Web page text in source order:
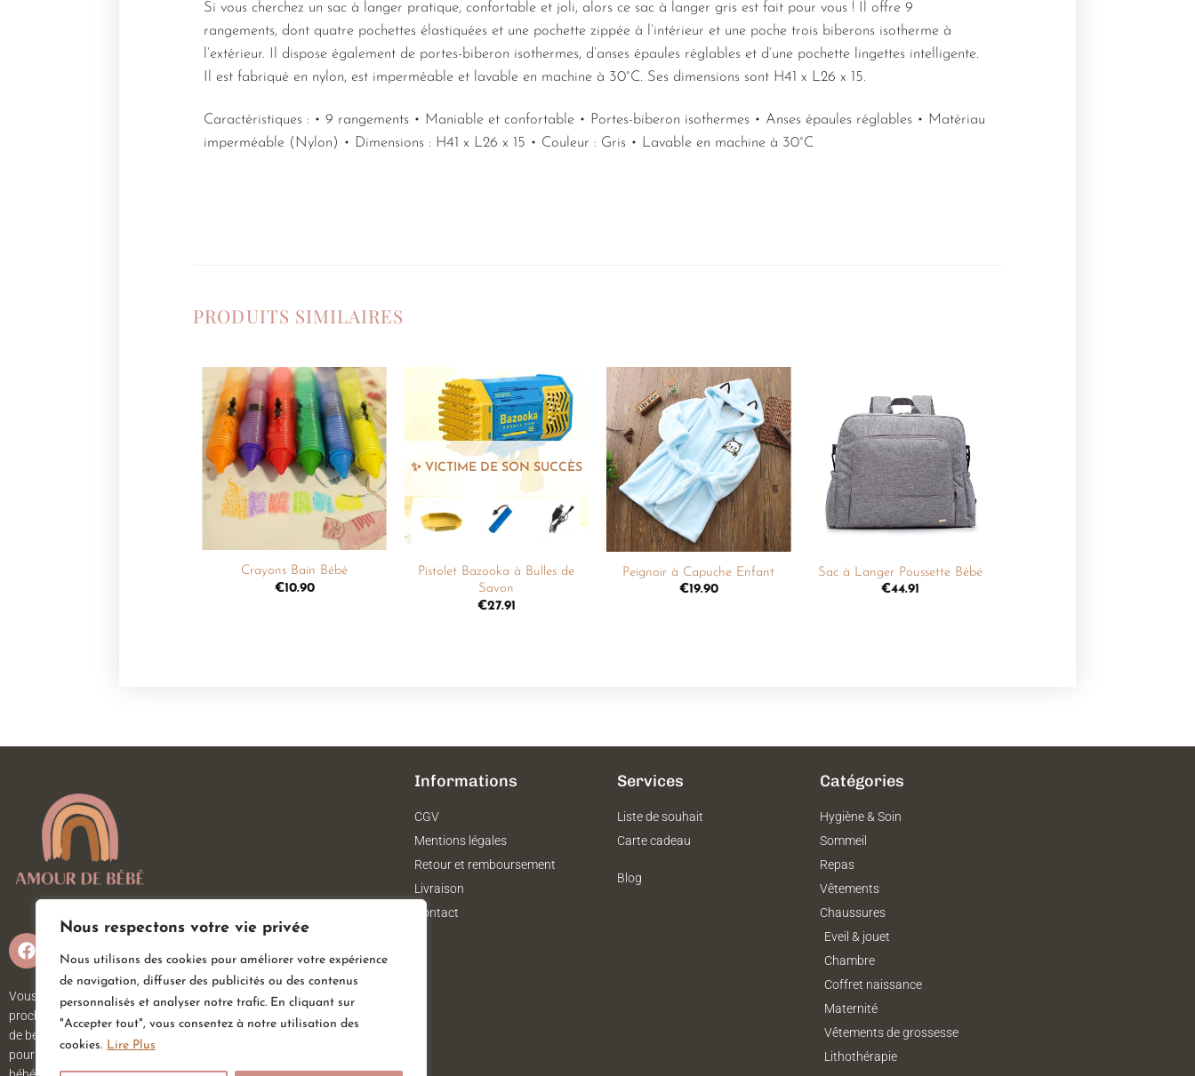
Nous respectons votre vie privée
Nous utilisons des cookies pour améliorer votre expérience
de navigation, diffuser des publicités ou des contenus
personnalisés et analyser notre trafic. En cliquant sur
"Accepter tout", vous consentez à notre utilisation des
cookies. Lire Plus
Si vous cherchez un sac à langer pratique, confortable et joli, alors ce sac à langer gris est fait pour vous ! Il offre 9
rangements, dont quatre pochettes élastiquées et une pochette zippée à l’intérieur et une poche trois biberons isotherme à
l’extérieur. Il dispose également de portes-biberon isothermes, d’anses épaules réglables et d’une pochette lingettes intelligente.
Il est fabriqué en nylon, est imperméable et lavable en machine à 30°C. Ses dimensions sont H41 x L26 x 15.
Caractéristiques : • 9 rangements • Maniable et confortable • Portes-biberon isothermes • Anses épaules réglables • Matériau
imperméable (Nylon) • Dimensions : H41 x L26 x 15 • Couleur : Gris • Lavable en machine à 30°C
PRODUITS SIMILAIRES
Ajouter
à la
liste de
souhaits
Crayons Bain Bébé
€10.90
Ajouter
à la
liste de
souhaits
+
Pistolet Bazooka à Bulles de
Savon
€27.91
Ajouter
à la
liste de
souhaits
+
Peignoir à Capuche Enfant
€19.90
Ajouter
à la
liste de
souhaits
+
Sac à Langer Poussette Bébé
€44.91
Vous attendez un heureux événement ou vous ou vos
proches viennent d’accueillir un petit trésor ? Sur Amour
de bébé, vous trouverez tout ce dont vous avez besoin
pour votre bébé. Nous avons une large gamme d’articles
Informations
CGV
Mentions légales
Retour et remboursement
Livraison
Contact
Services
Liste de souhait
Carte cadeau
Blog
Catégories
Hygiène & Soin
Sommeil
Repas
Vêtements
Chaussures
Eveil & jouet
Chambre
Coffret naissance
Maternité
Vêtements de grossesse
Lithothérapie